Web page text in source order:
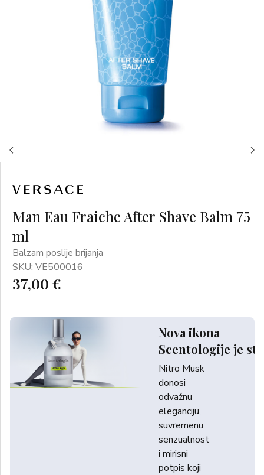
Man Eau Fraiche After Shave Balm 75
ml
Balzam poslije brijanja
SKU: VE500016
37,00 €
Nova ikona
Scentologije je
Nitro Musk
donosi
odvažnu
eleganciju,
suvremenu
senzualnost
i mirisni
potpis koji